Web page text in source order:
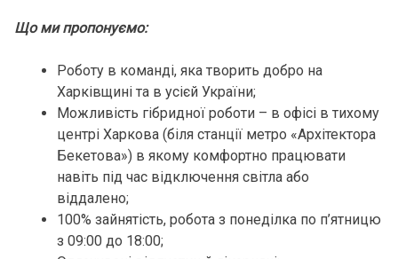
Що ми пропонуємо:
Роботу в команді, яка творить добро на
Харківщині та в усієй України;
Можливість гібридної роботи – в офісі в тихому
центрі Харкова (біля станції метро «Архітектора
Бекетова») в якому комфортно працювати
навіть під час відключення світла або
віддалено;
100% зайнятість, робота з понеділка по п’ятницю
з 09:00 до 18:00;